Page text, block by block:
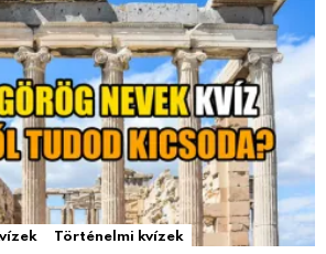
Történelmi kvízek